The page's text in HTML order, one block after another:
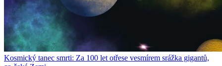
Kosmický tanec smrti: Za 100 let otřese vesmírem srážka gigantů,